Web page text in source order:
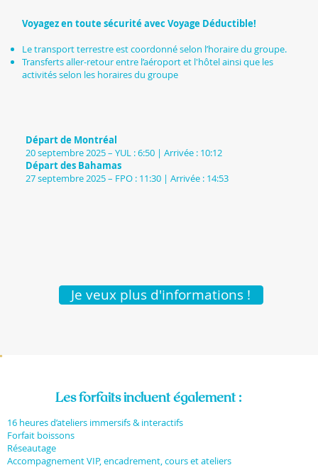
Voyagez en toute sécurité avec Voyage Déductible!
Le transport terrestre est coordonné selon l’horaire du groupe.
Transferts aller-retour entre l’aéroport et l'hôtel ainsi que les
activités selon les horaires du groupe
Départ de Montréal
20 septembre 2025 – YUL : 6:50 | Arrivée : 10:12
Départ des Bahamas
27 septembre 2025 – FPO : 11:30 | Arrivée : 14:53
Je veux plus d'informations !
Les forfaits incluent également :
16 heures d’ateliers immersifs & interactifs
Forfait boissons
Réseautage
Accompagnement VIP, encadrement, cours et ateliers